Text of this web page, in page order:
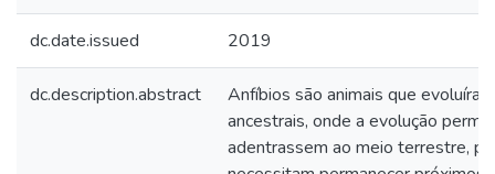
dc.date.issued 2019
dc.description.abstract
Anfíbios são animais que
ancestrais, onde a evolução
adentrassem ao meio terrestre,